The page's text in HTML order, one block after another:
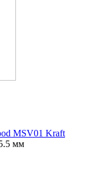
MSV01 Kraft
мм